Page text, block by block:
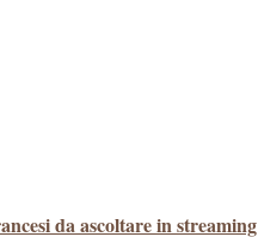
da ascoltare in streaming